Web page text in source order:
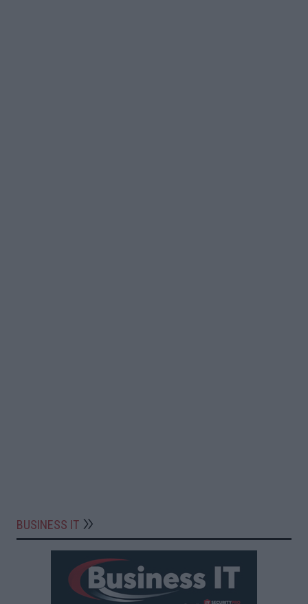
BUSINESS IT